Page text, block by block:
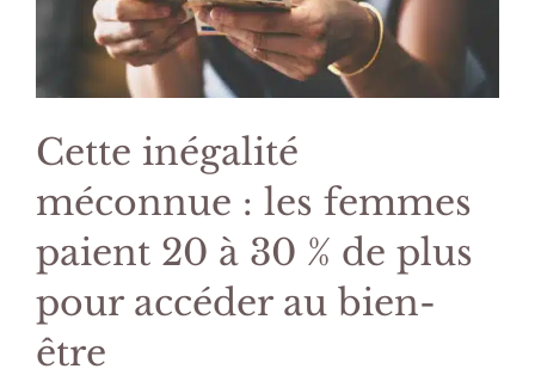
Cette inégalité
méconnue : les femmes
paient 20 à 30 % de plus
pour accéder au bien-
être